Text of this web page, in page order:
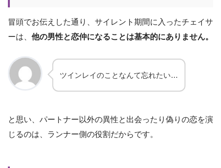
冒頭でお伝えした通り、サイレント期間に入ったチェイサ
ーは、 他の男性と恋仲になることは基本的にありません。
ツインレイのことなんて忘れたい…
と思い、パートナー以外の異性と出会ったり偽りの恋を演
じるのは、ランナー側の役割だからです。